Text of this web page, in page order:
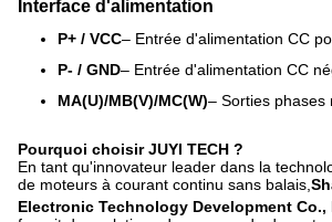
Interface d'alimentation
P+ / VCC– Entrée d'alimentation CC
P- / GND– Entrée d'alimentation CC
MA(U)/MB(V)/MC(W)– Sorties phases
Pourquoi choisir JUYI TECH ?
En tant qu'innovateur leader dans la
de moteurs à courant continu sans balais,
Electronic Technology Development Co.,